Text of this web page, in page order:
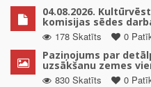
04.08.2026.
komisijas sēdes
178 Skatīts
0
Paziņojums par
uzsākšanu zemes
830 Skatīts
0